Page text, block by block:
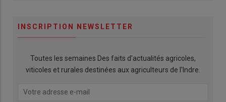
INSCRIPTION NEWSLETTER
Toutes les semaines Des faits d'actualités agricoles,
viticoles et rurales destinées aux agriculteurs de l'Indre.